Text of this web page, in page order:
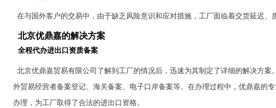
在与国外客户的交易中，由于缺乏风险意识和应对措施，工厂面临着交货延迟、
北京优鼎嘉的解决方案
全程代办进出口资质备案
北京优鼎嘉贸易有限公司了解到工厂的情况后，迅速为其制定了详细的解决方
外贸易经营者备案登记、海关备案、电子口岸备案等。在办理过程中，优鼎嘉的
办理，为工厂取得了合法的进出口资格。